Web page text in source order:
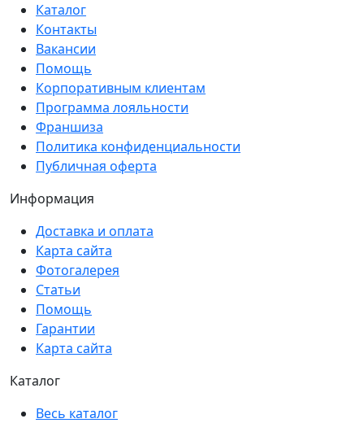
Каталог
Контакты
Вакансии
Помощь
Корпоративным клиентам
Программа лояльности
Франшиза
Политика конфиденциальности
Публичная оферта
Информация
Доставка и оплата
Карта сайта
Фотогалерея
Статьи
Помощь
Гарантии
Карта сайта
Каталог
Весь каталог